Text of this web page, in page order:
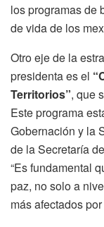
los programas de
de vida de los
Otro eje de la
presidenta es el
Territorios”, que
Este programa
Gobernación y la
de la Secretaría
“Es fundamental
paz, no solo a
más afectados